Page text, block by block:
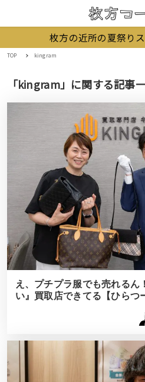
枚方の近所の夏祭り
TOP kingram
「kingram」に関する記事
え、プチプラ服でも売れるん
い』買取店できてる【ひらつ